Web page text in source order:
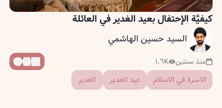
كيفيَّة الإحتفال بعيد الغدير في العائلة
السيد حسين الهاشمي
الاسرة في الاسلام عيد الغدير الغدير
منذ سنتين ١.٦K